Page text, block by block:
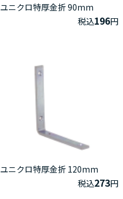
ユニクロ特厚金折 90mm
税込196円
ユニクロ特厚金折 120mm
税込273円